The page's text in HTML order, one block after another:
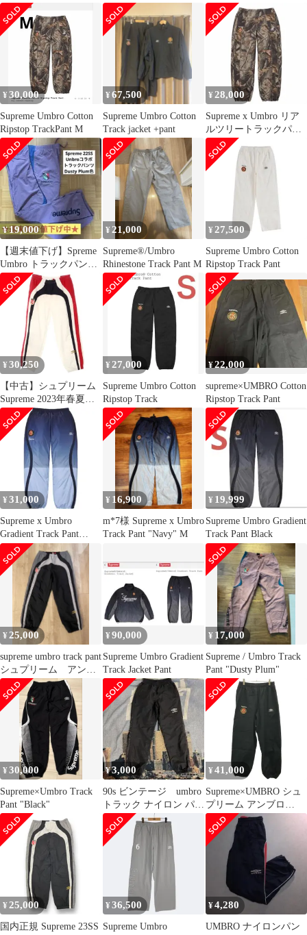
¥30,000
Supreme Umbro Cotton
Ripstop TrackPant M
¥67,500
Supreme Umbro Cotton
Track jacket +pant
¥ 28,000
Supreme x Umbro リア
ルツリートラックパン
ツ
¥19,000
【週末値下げ】Spreme
Umbro トラックパンツ
Dusty Plum
¥ 21,000
Supreme®/Umbro
Rhinestone Track Pant M
¥ 27,500
Supreme Umbro Cotton
Ripstop Track Pant
¥ 30,250
【中古】シュプリーム
Supreme 2023年春夏
Umbro Track Pant ナイ
ロン トラックパンツ ホ
ワイトxレッドxイエロ
ー【サイズM】【メン
¥ 27,000
Supreme Umbro Cotton
Ripstop Track
¥22,000
supreme×UMBRO Cotton
Ripstop Track Pant
¥ 31,000
Supreme x Umbro
Gradient Track Pant
Navy
¥ 16,900
m*7様 Supreme x Umbro
Track Pant "Navy" M
¥ 19,999
Supreme Umbro Gradient
Track Pant Black
¥ 25,000
supreme umbro track pant
シュプリーム アンブ
ロ パンツ
¥90,000
Supreme Umbro Gradient
Track Jacket Pant
¥ 17,000
Supreme / Umbro Track
Pant "Dusty Plum"
¥30,000
Supreme×Umbro Track
Pant "Black"
¥3,000
90s ビンテージ umbro
トラック ナイロン パン
ツ Y2K UMBRO
¥ 41,000
Supreme×UMBRO シュ
プリーム アンブロ
23AW Cotton Ripstop
Track Pant トラックパ
ンツ ブラック M
¥ 25,000
国内正規 Supreme 23SS
¥36,500
Supreme Umbro
¥4,280
UMBRO ナイロンパン